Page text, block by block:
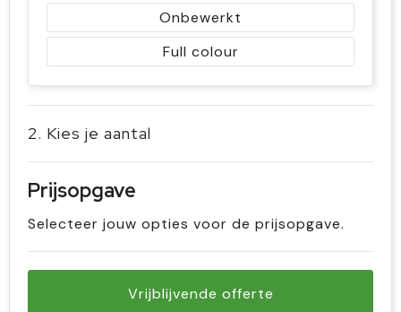
Onbewerkt
Full colour
2. Kies je aantal
Prijsopgave
Selecteer jouw opties voor de prijsopgave.
Vrijblijvende offerte